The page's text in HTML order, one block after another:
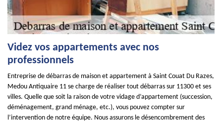
Videz vos appartements avec nos
professionnels
Entreprise de débarras de maison et appartement à Saint Couat Du Razes,
Medou Antiquaire 11 se charge de réaliser tout débarras sur 11300 et ses
villes. Quelle que soit la raison de votre vidage d’appartement (succession,
déménagement, grand ménage, etc.), vous pouvez compter sur
l’intervention de notre équipe. Nous assurons le désencombrement des